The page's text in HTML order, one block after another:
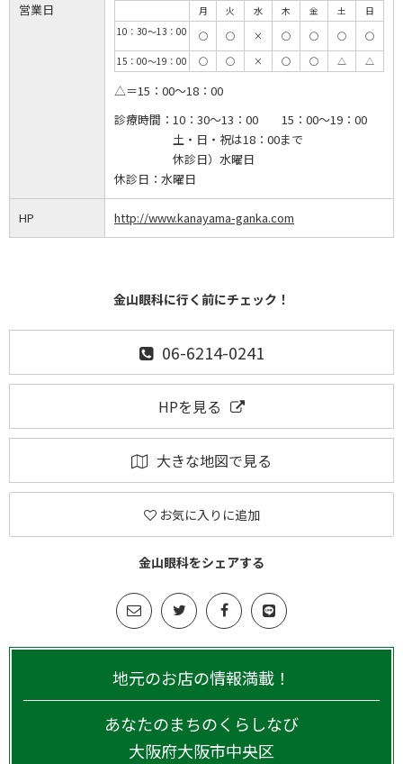
営業日 月 火 水 木 金 土
日
10：30～13：00
◯ ◯ × ◯ ◯ ◯
◯
15：00～19：00
◯ ◯ × ◯ ◯ △ △
△＝15：00～18：00
診療時間： 10：30～13：00 15：00～19：00
土・日・祝は18：00まで
休診日）水曜日
休診日： 水曜日
HP http://www.kanayama-ganka.com
金山眼科に行く前にチェック！
06-6214-0241
HPを見る
大きな地図で見る
お気に入りに追加
金山眼科をシェアする
地元のお店の情報満載！
あなたのまちのくらしなび
大阪府大阪市中央区